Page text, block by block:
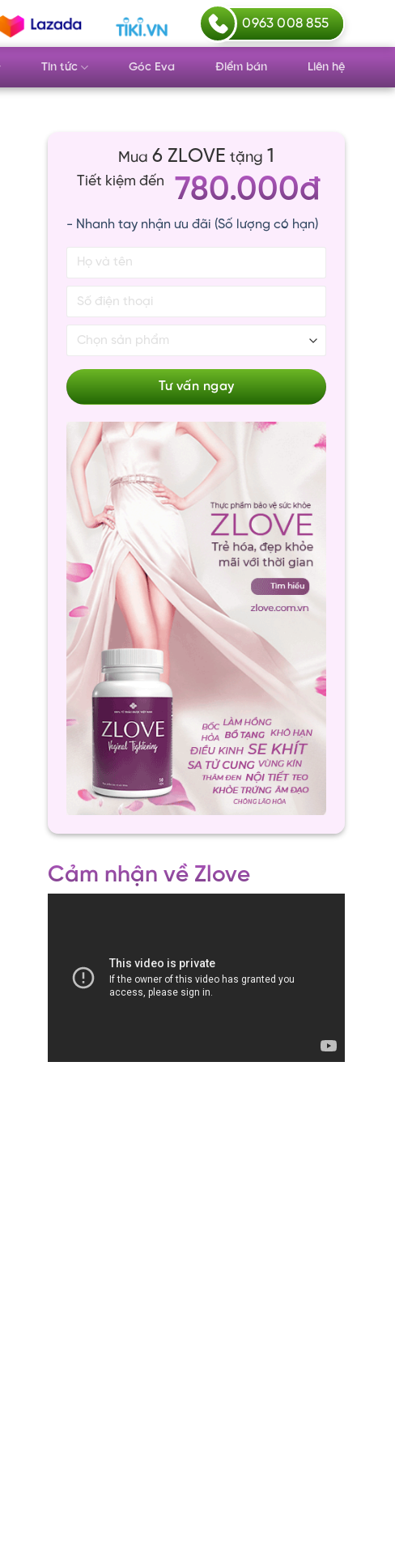
0963 008 855
Tin tức Góc Eva Điểm bán Liên hệ
Mua6 ZLOVE tặng 1
Tiết kiệm đến 780.000đ
- Nhanh tay nhận ưu đãi (Số lượng có hạn)
Cảm nhận về Zlove